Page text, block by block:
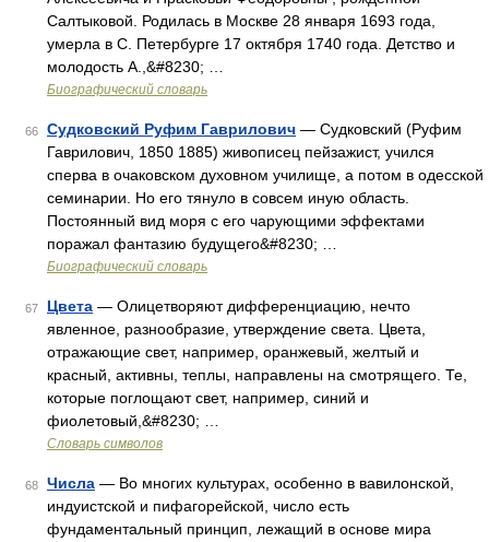
Салтыковой. Родилась в Москве 28 января 1693 года,
умерла в С. Петербурге 17 октября 1740 года. Детство и
молодость А.,&#8230; …
Биографический словарь
66 Судковский Руфим Гаврилович — Судковский (Руфим
Гаврилович, 1850 1885) живописец пейзажист, учился
сперва в очаковском духовном училище, а потом в одесской
семинарии. Но его тянуло в совсем иную область.
Постоянный вид моря с его чарующими эффектами
поражал фантазию будущего&#8230; …
Биографический словарь
67 Цвета — Олицетворяют дифференциацию, нечто
явленное, разнообразие, утверждение света. Цвета,
отражающие свет, например, оранжевый, желтый и
красный, активны, теплы, направлены на смотрящего. Те,
которые поглощают свет, например, синий и
фиолетовый,&#8230; …
Словарь символов
68 Числа — Во многих культурах, особенно в вавилонской,
индуистской и пифагорейской, число есть
фундаментальный принцип, лежащий в основе мира